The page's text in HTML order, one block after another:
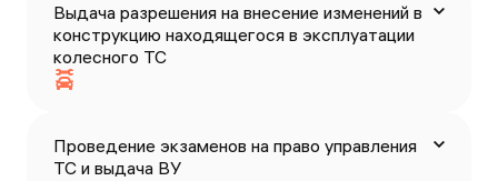
Выдача разрешения на внесение изменений в
конструкцию находящегося в эксплуатации
колесного ТС
Проведение экзаменов на право управления
ТС и выдача ВУ